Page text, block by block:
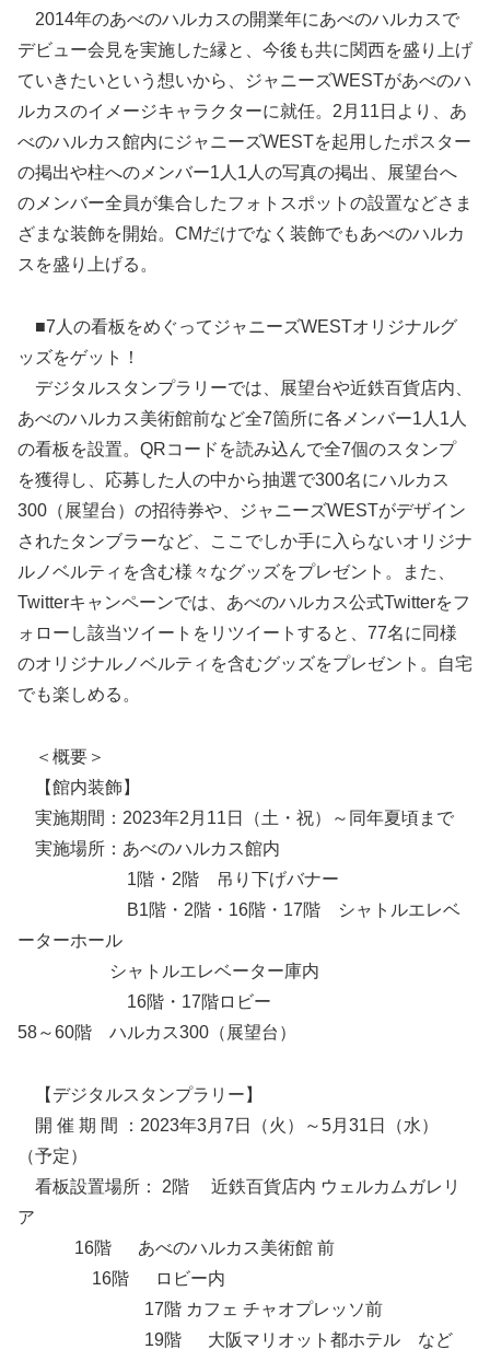
2014年のあべのハルカスの開業年にあべのハルカスで
デビュー会見を実施した縁と、今後も共に関西を盛り上げ
ていきたいという想いから、ジャニーズWESTがあべのハ
ルカスのイメージキャラクターに就任。2月11日より、あ
べのハルカス館内にジャニーズWESTを起用したポスター
の掲出や柱へのメンバー1人1人の写真の掲出、展望台へ
のメンバー全員が集合したフォトスポットの設置などさま
ざまな装飾を開始。CMだけでなく装飾でもあべのハルカ
スを盛り上げる。
■7人の看板をめぐってジャニーズWESTオリジナルグ
ッズをゲット！
デジタルスタンプラリーでは、展望台や近鉄百貨店内、
あべのハルカス美術館前など全7箇所に各メンバー1人1人
の看板を設置。QRコードを読み込んで全7個のスタンプ
を獲得し、応募した人の中から抽選で300名にハルカス
300（展望台）の招待券や、ジャニーズWESTがデザイン
されたタンブラーなど、ここでしか手に入らないオリジナ
ルノベルティを含む様々なグッズをプレゼント。また、
Twitterキャンペーンでは、あべのハルカス公式Twitterをフ
ォローし該当ツイートをリツイートすると、77名に同様
のオリジナルノベルティを含むグッズをプレゼント。自宅
でも楽しめる。
＜概要＞
【館内装飾】
実施期間：2023年2月11日（土・祝）～同年夏頃まで
実施場所：あべのハルカス館内
1階・2階 吊り下げバナー
B1階・2階・16階・17階 シャトルエレベ
ーターホール
シャトルエレベーター庫内
16階・17階ロビー
58～60階 ハルカス300（展望台）
【デジタルスタンプラリー】
開 催 期 間 ：2023年3月7日（火）～5月31日（水）
（予定）
看板設置場所： 2階 近鉄百貨店内 ウェルカムガレリ
ア
16階 あべのハルカス美術館 前
16階 ロビー内
17階 カフェ チャオプレッソ前
19階 大阪マリオット都ホテル など